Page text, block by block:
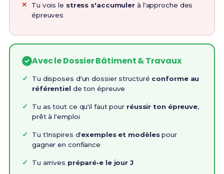
Tu vois le stress s'accumuler à l'approche des
épreuves
Avec le Dossier Bâtiment & Travaux
Tu disposes d'un dossier structuré conforme au
référentielde ton épreuve
Tu as tout ce qu'il faut pour réussir ton épreuve,
prêt à l'emploi
Tu t'inspires d'exemples et modèlespour
gagner en confiance
Tu arrives préparé•e le jour J